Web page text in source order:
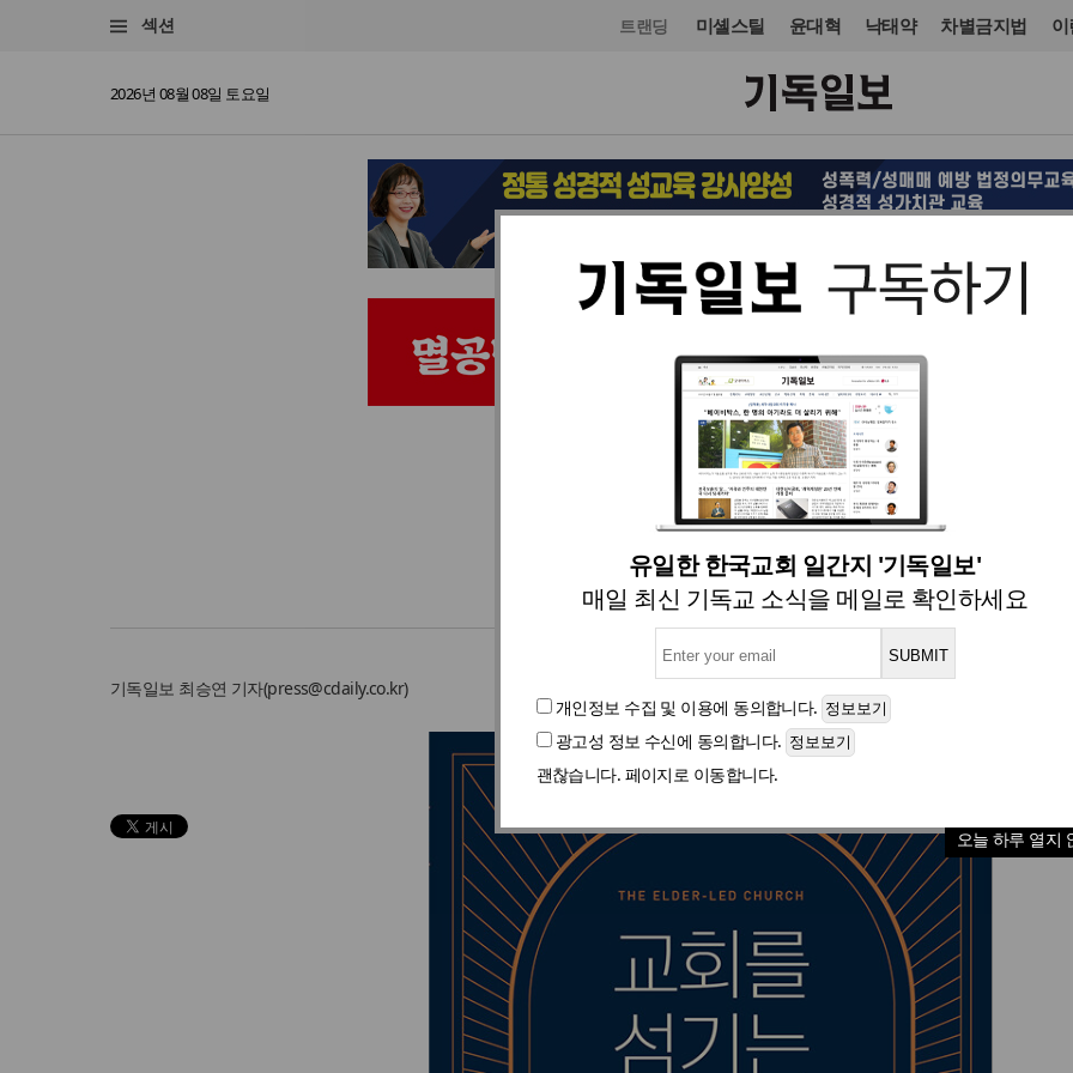
섹션 트랜딩 미셸스틸 윤대혁 낙태약 차별금지법
2026년 08월 08일 토요일
유일한 한국교회 일간지 '기독일보'
매일 최신 기독교 소식을 메일로 확인하세요
개인정보 수집 및 이용에 동의합니다.
광고성 정보 수신에 동의합니다.
괜찮습니다. 페이지로 이동합니다.
오늘 하루 열지
문화 도서 입력 2025. 11. 23 20:08
<11월, 작가들의 말말말>
기독일보 최승연 기자(press@cdaily.co.kr)